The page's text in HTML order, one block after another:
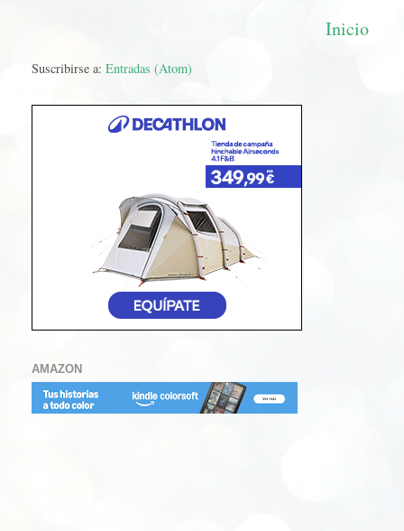
Inicio
Suscribirse a: Entradas (Atom)
AMAZON